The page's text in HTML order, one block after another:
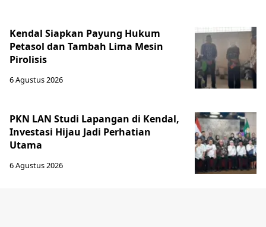
Kendal Siapkan Payung Hukum
Petasol dan Tambah Lima Mesin
Pirolisis
6 Agustus 2026
PKN LAN Studi Lapangan di Kendal,
Investasi Hijau Jadi Perhatian
Utama
6 Agustus 2026